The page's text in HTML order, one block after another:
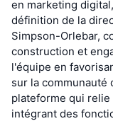
en marketing
définition de la
Simpson-Orlebar,
construction et
l'équipe en
sur la communauté
plateforme qui relie
intégrant des